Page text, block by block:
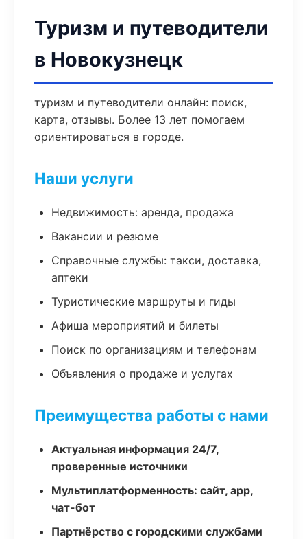
Туризм и путеводители
в Новокузнецк
туризм и путеводители онлайн: поиск,
карта, отзывы. Более 13 лет помогаем
ориентироваться в городе.
Наши услуги
Недвижимость: аренда, продажа
Вакансии и резюме
Справочные службы: такси, доставка,
аптеки
Туристические маршруты и гиды
Афиша мероприятий и билеты
Поиск по организациям и телефонам
Объявления о продаже и услугах
Преимущества работы с нами
Актуальная информация 24/7,
проверенные источники
Мультиплатформенность: сайт, app,
чат-бот
Партнёрство с городскими службами